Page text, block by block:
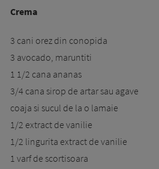
Crema
3 cani orez din conopida
3 avocado, maruntiti
1 1/2 cana ananas
3/4 cana sirop de artar sau agave
coaja si sucul de la o lamaie
1/2 extract de vanilie
1/2 lingurita extract de vanilie
1 varf de scortisoara